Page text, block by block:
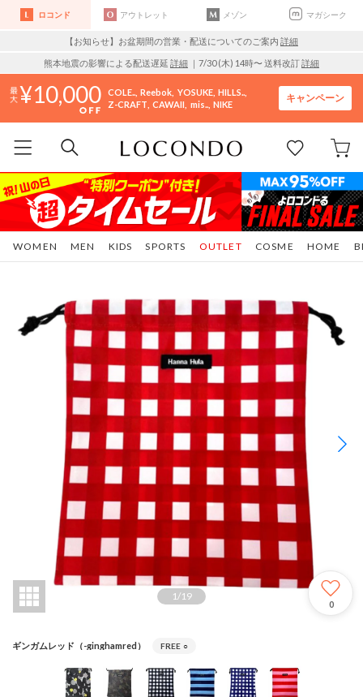
ロコンド アウトレット メゾン マガシーク
【お知らせ】お盆期間の営業・配送についてのご案内 詳細
熊本地震の影響による配送遅延 詳細 ｜7/30 (木) 14時〜 送料改訂詳細
10,000 COLE.. Reebok YOSUKE HILLS..
Z-CRAFT CAWAII mis.. NIKE
キャンペーン
WOMEN MEN KIDS SPORTS COSME HOME
OUTLET
1 /19
0
ギンガムレッド（-ginghamred） FREE ○